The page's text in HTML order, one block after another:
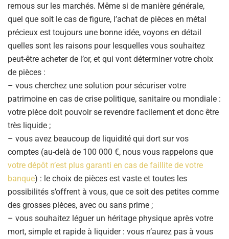
remous sur les marchés. Même si de manière générale,
quel que soit le cas de figure, l’achat de pièces en métal
précieux est toujours une bonne idée, voyons en détail
quelles sont les raisons pour lesquelles vous souhaitez
peut-être acheter de l’or, et qui vont déterminer votre choix
de pièces :
– vous cherchez une solution pour sécuriser votre
patrimoine en cas de crise politique, sanitaire ou mondiale :
votre pièce doit pouvoir se revendre facilement et donc être
très liquide ;
– vous avez beaucoup de liquidité qui dort sur vos
comptes (au-delà de 100 000 €, nous vous rappelons que
votre dépôt n’est plus garanti en cas de faillite de votre
banque) : le choix de pièces est vaste et toutes les
possibilités s’offrent à vous, que ce soit des petites comme
des grosses pièces, avec ou sans prime ;
– vous souhaitez léguer un héritage physique après votre
mort, simple et rapide à liquider : vous n’aurez pas à vous